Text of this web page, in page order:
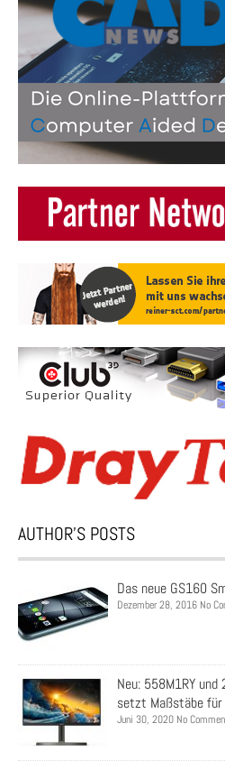
AUTHOR’S POSTS
Das neue GS160
Dezember 28, 2016 No
Neu: 558M1RY
setzt Maßstäbe für
Juni 30, 2020 No